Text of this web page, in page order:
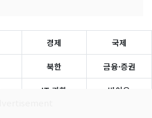
경제 국제
북한 금융·증권
IT·과학 바이오